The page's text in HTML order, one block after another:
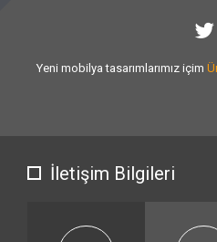
Sizlere vermiş olduğumuzhizmet
İletişim Bilgileri